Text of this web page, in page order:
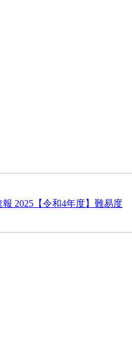
2025【令和4年度】難易度